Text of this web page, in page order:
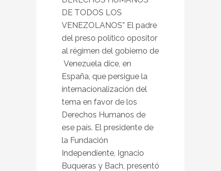
DE TODOS LOS
VENEZOLANOS” El padre
del preso político opositor
al régimen del gobierno de
Venezuela dice, en
España, que persigue la
internacionalización del
tema en favor de los
Derechos Humanos de
ese país. El presidente de
la Fundación
Independiente, Ignacio
Buqueras y Bach, presentó